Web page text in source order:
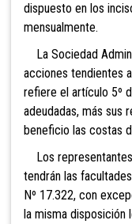
dispuesto en los
mensualmente.
La Sociedad
acciones tendientes
refiere el artículo 5º
adeudadas, más sus
beneficio las costas
Los
tendrán las
Nº 17.322, con
la misma disposición